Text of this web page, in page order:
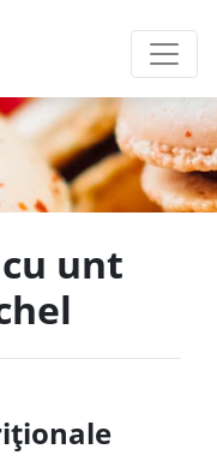
unt